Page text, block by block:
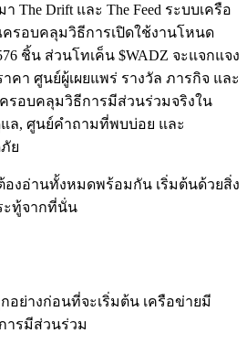
Drift และ The Feed ระบบเครือ
อบคลุมวิธีการเปิดใช้งานโหนด
ชิ้น ส่วนโทเค็น $WADZ จะแจกแจง
คา ศูนย์ผู้เผยแพร่ รางวัล ภารกิจ และ
รอบคลุมวิธีการมีส่วนร่วมจริงใน
ล, ศูนย์คำถามที่พบบ่อย และ
ย
งอ่านทั้งหมดพร้อมกัน เริ่มต้นด้วยสิ่ง
ทู้จากที่นั่น
อย่างก่อนที่จะเริ่มต้น เครือข่ายมี
ารมีส่วนร่วม